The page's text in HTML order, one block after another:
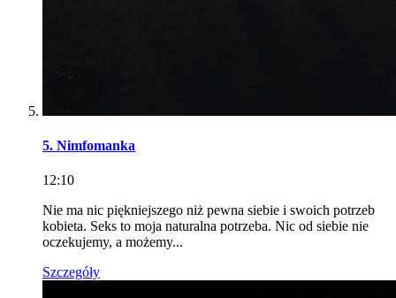
5. Nimfomanka
12:10
Nie ma nic piękniejszego niż pewna siebie i swoich potrzeb
kobieta. Seks to moja naturalna potrzeba. Nic od siebie nie
oczekujemy, a możemy...
Szczegóły